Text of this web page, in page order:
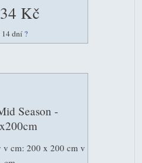
Kč
14 dní ?
Season -
v cm: 200 x 200 cm v